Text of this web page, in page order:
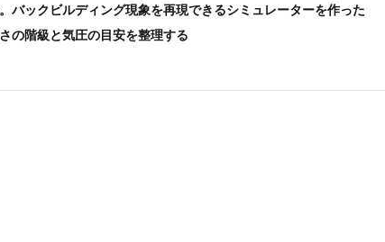
バックビルディング現象を再現できるシミュレーターを作った
の階級と気圧の目安を整理する